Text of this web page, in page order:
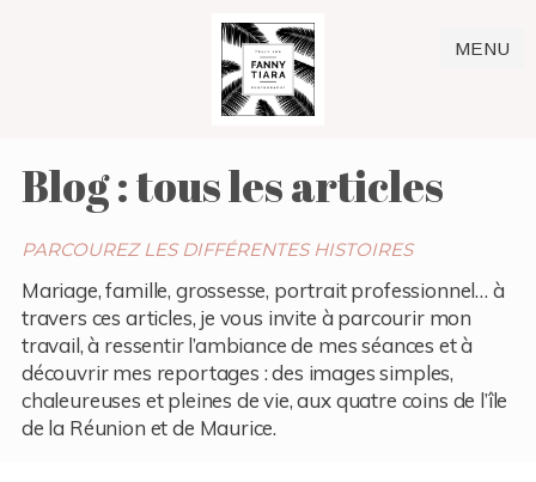
MENU
Blog : tous les articles
PARCOUREZ LES DIFFÉRENTES HISTOIRES
Mariage, famille, grossesse, portrait professionnel… à
travers ces articles, je vous invite à parcourir mon
travail, à ressentir l’ambiance de mes séances et à
découvrir mes reportages : des images simples,
chaleureuses et pleines de vie, aux quatre coins de l’île
de la Réunion et de Maurice.